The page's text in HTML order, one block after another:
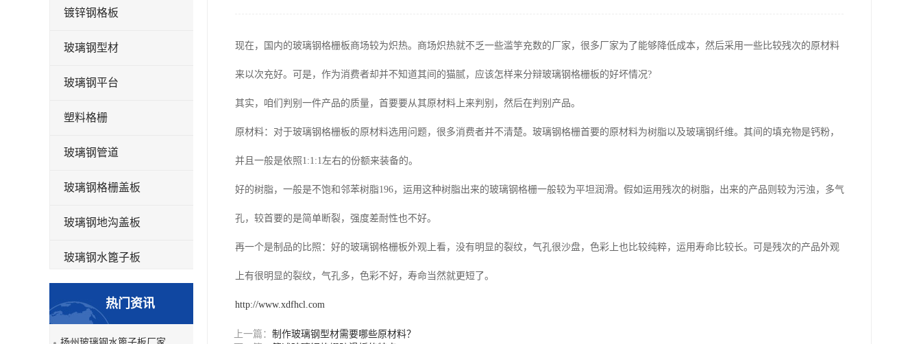
镀锌钢格板
玻璃钢型材
玻璃钢平台
塑料格栅
玻璃钢管道
玻璃钢格栅盖板
玻璃钢地沟盖板
玻璃钢水篦子板
玻璃钢平板
热门资讯
现在，国内的玻璃钢格栅板商场较为炽热。商场炽热就不乏一些滥竽充数的厂家，很多厂家为了能够降低成本，然后采用一些比较残次的原材料
来以次充好。可是，作为消费者却并不知道其间的猫腻，应该怎样来分辩玻璃钢格栅板的好坏情况?
其实，咱们判别一件产品的质量，首要要从其原材料上来判别，然后在判别产品。
原材料：对于玻璃钢格栅板的原材料选用问题，很多消费者并不清楚。玻璃钢格栅首要的原材料为树脂以及玻璃钢纤维。其间的填充物是钙粉，
并且一般是依照1:1:1左右的份额来装备的。
好的树脂，一般是不饱和邻苯树脂196，运用这种树脂出来的玻璃钢格栅一般较为平坦润滑。假如运用残次的树脂，出来的产品则较为污浊，多气
孔，较首要的是简单断裂，强度差耐性也不好。
再一个是制品的比照：好的玻璃钢格栅板外观上看，没有明显的裂纹，气孔很沙盘，色彩上也比较纯粹，运用寿命比较长。可是残次的产品外观
上有很明显的裂纹，气孔多，色彩不好，寿命当然就更短了。
http://www.xdfhcl.com
上一篇： 制作玻璃钢型材需要哪些原材料？